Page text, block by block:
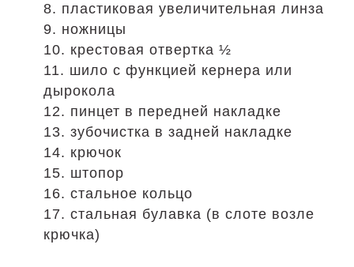
8. пластиковая увеличительная линза
9. ножницы
10. крестовая отвертка ½
11. шило с функцией кернера или
дырокола
12. пинцет в передней накладке
13. зубочистка в задней накладке
14. крючок
15. штопор
16. стальное кольцо
17. стальная булавка (в слоте возле
крючка)